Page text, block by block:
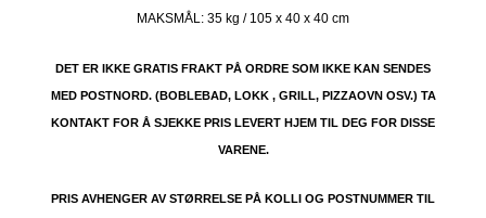
MAKSMÅL: 35 kg / 105 x 40 x 40 cm
DET ER IKKE GRATIS FRAKT PÅ ORDRE SOM IKKE KAN SENDES
MED POSTNORD. (BOBLEBAD, LOKK , GRILL, PIZZAOVN OSV.) TA
KONTAKT FOR Å SJEKKE PRIS LEVERT HJEM TIL DEG FOR DISSE
VARENE.
PRIS AVHENGER AV STØRRELSE PÅ KOLLI OG POSTNUMMER TIL